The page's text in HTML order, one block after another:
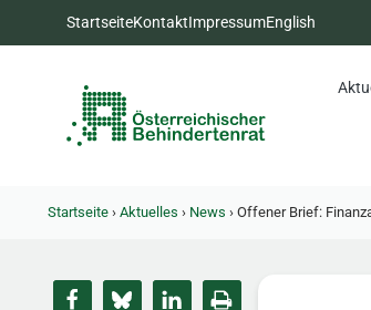
Zum Inhalt springen
Zur Hauptnavigation springen
Zum Footer springen
StartseiteKontaktImpressumEnglish
Startseite › Aktuelles › News ›Offener Brief: